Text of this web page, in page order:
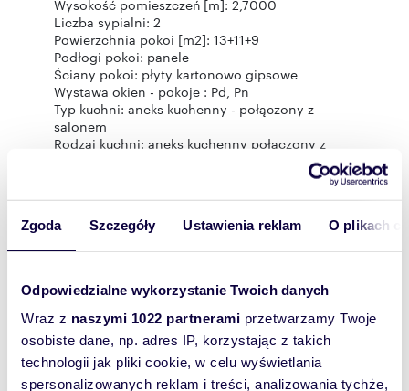
Zgoda Szczegóły Ustawienia reklam O plikach
Odpowiedzialne wykorzystanie Twoich danych
Wraz z naszymi 1022 partnerami przetwarzamy Twoje
osobiste dane, np. adres IP, korzystając z takich
technologii jak pliki cookie, w celu wyświetlania
spersonalizowanych reklam i treści, analizowania tychże,
Wysokość pomieszczeń [m]: 2,7000
Liczba sypialni: 2
Powierzchnia pokoi [m2]: 13+11+9
Podłogi pokoi: panele
Ściany pokoi: płyty kartonowo gipsowe
Wystawa okien - pokoje : Pd, Pn
Typ kuchni: aneks kuchenny - połączony z
salonem
Rodzaj kuchni: aneks kuchenny połączony z
Podłoga kuchni: płytki, panele
Typ łazienki: razem z wc
Liczba łazienek: 3
Glazura łazienki: glazura
Podłoga łazienki: płytki
Wyposażenie łazienki: WC, wanna, umywalka,
prysznic z hydromasażem, pralka, lustro
Ściany łazienki: glazura
Wystawa okien - łazienka : Pd, Pn
Liczba przedpokoi: 2